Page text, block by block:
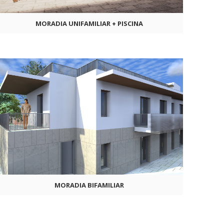
MORADIA UNIFAMILIAR + PISCINA
MORADIA BIFAMILIAR